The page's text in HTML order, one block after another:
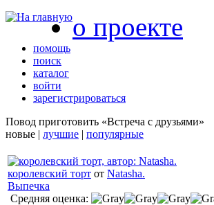
о проекте
помощь
поиск
каталог
войти
зарегистрироваться
Повод приготовить «Встреча с друзьями»
новые | лучшие | популярные
королевский торт от Natasha.
Выпечка
Средняя оценка: